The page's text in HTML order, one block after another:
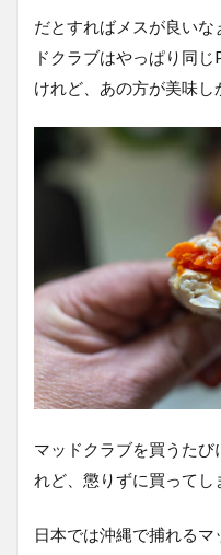
だとすればメスが良い
ドクラブはやっぱり同
けれど、あの方が美味し
マッドクラブを買うた
れど、懲りずに買ってし
日本では沖縄で捕れる